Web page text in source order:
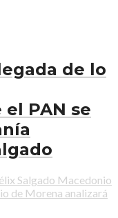
de lo
PAN se
Salgado Macedonio
de Morena analizará